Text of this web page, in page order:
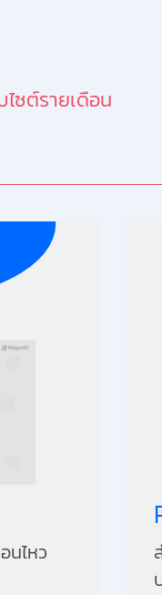
ไซต์รายเดือน
นไหว